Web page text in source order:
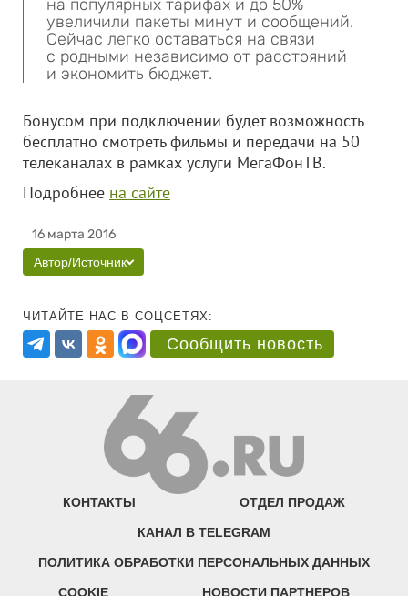
на популярных тарифах и до 50%
увеличили пакеты минут и сообщений.
Сейчас легко оставаться на связи
с родными независимо от расстояний
и экономить бюджет.
Бонусом при подключении будет возможность
бесплатно смотреть фильмы и передачи на 50
телеканалах в рамках услуги МегаФонТВ.
Подробнее на сайте
16 марта 2016
Автор/Источник
ЧИТАЙТЕ НАС В СОЦСЕТЯХ:
Сообщить новость
КОНТАКТЫ ОТДЕЛ ПРОДАЖ
КАНАЛ В TELEGRAM
ПОЛИТИКА ОБРАБОТКИ ПЕРСОНАЛЬНЫХ ДАННЫХ
COOKIE НОВОСТИ ПАРТНЕРОВ